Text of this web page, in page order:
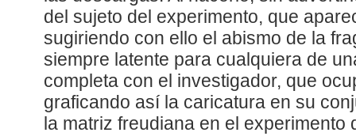
del sujeto del experimento, que
sugiriendo con ello el abismo de la
siempre latente para cualquiera de
completa con el investigador, que
graficando así la caricatura en su
la matriz freudiana en el experimento